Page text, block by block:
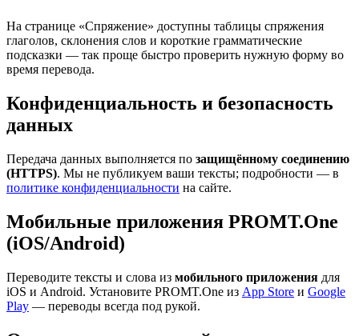
На странице «Спряжение» доступны таблицы спряжения
глаголов, склонения слов и короткие грамматические
подсказки — так проще быстро проверить нужную форму во
время перевода.
Конфиденциальность и безопасность
данных
Передача данных выполняется по защищённому соединению
(HTTPS). Мы не публикуем ваши тексты; подробности — в
политике конфиденциальности на сайте.
Мобильные приложения PROMT.One
(iOS/Android)
Переводите тексты и слова из мобильного приложения для
iOS и Android. Установите PROMT.One из App Store и Google
Play — переводы всегда под рукой.